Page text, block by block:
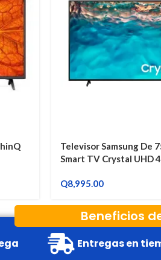
Televisor Samsung De
Smart TV Crystal UHD
Q8,995.00
Beneficios
Entregas en